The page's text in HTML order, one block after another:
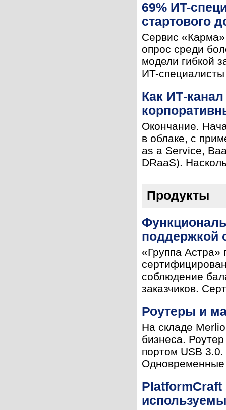
69% ИT-
стартового
Сервис
опрос среди
модели гибкой
ИT-
Как ИТ-
Окончание.
в облаке, с
as a Service,
DRaaS).
Продукты
поддержкой
«Группа Астра»
соблюдение
заказчиков.
Роутеры и
На складе
бизнеса.
портом USB
Одновременные
PlatformCraft